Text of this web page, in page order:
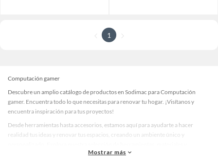
1
Computación gamer
Descubre un amplio catálogo de productos en Sodimac para Computación
gamer. Encuentra todo lo que necesitas para renovar tu hogar. ¡Visítanos y
encuentra inspiración para tus proyectos!
Desde herramientas hasta accesorios, estamos aquí para ayudarte a hacer
realidad tus ideas y renovar tus espacios, creando un ambiente único y
accesorios de calidad que te ayudarán a crear un espacio más tú.
Mostrar más